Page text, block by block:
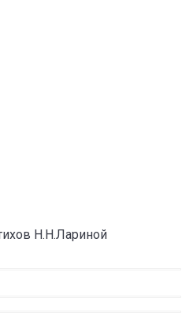
Н.Н.Лариной